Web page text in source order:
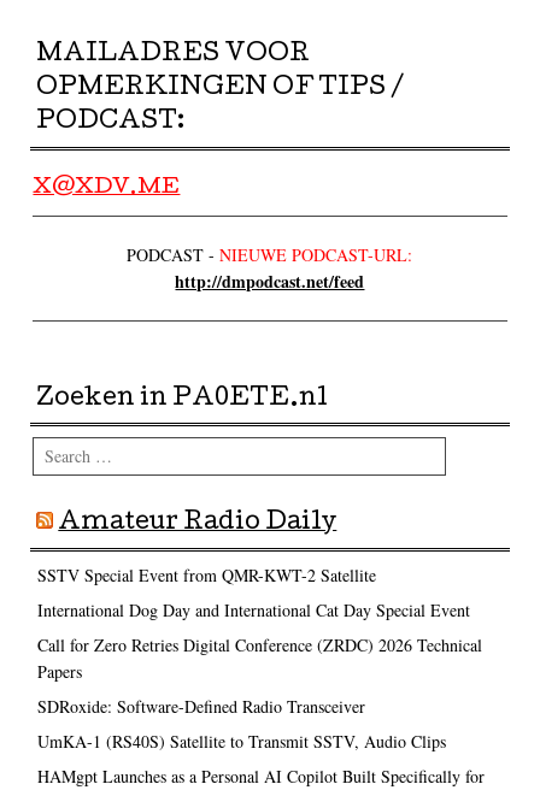
MAILADRES VOOR
OPMERKINGEN OF TIPS /
PODCAST:
X@XDV.ME
PODCAST -NIEUWE PODCAST-URL:
http://dmpodcast.net/feed
Zoeken in PA0ETE.nl
Search
Amateur Radio Daily
SSTV Special Event from QMR-KWT-2 Satellite
International Dog Day and International Cat Day Special Event
Call for Zero Retries Digital Conference (ZRDC) 2026 Technical
Papers
SDRoxide: Software-Defined Radio Transceiver
UmKA-1 (RS40S) Satellite to Transmit SSTV, Audio Clips
HAMgpt Launches as a Personal AI Copilot Built Specifically for